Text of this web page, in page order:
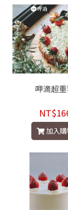
呷滴超
加入